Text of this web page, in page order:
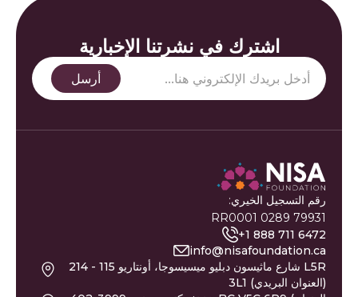
اشترك في نشرتنا الإخبارية
رقم التسجيل الخيري:
79931 0289 RR0001
+1 888 711 6472
info@nisafoundation.ca
214 - 115 شارع ماثيسون دبليو ميسيسوجا، أونتاريو L5R